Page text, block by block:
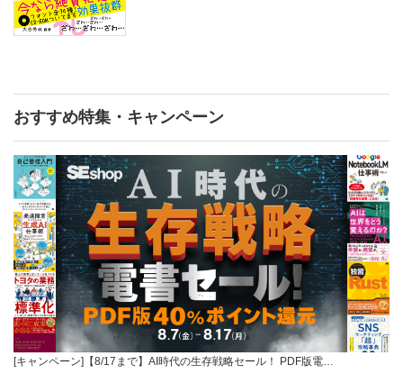
おすすめ特集・キャンペーン
[キャンペーン]【8/17まで】AI時代の生存戦略セール！ PDF版電…